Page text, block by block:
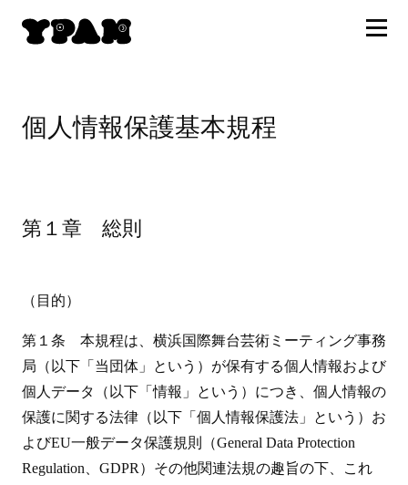
個人情報保護基本規程
第１章 総則
（目的）
第１条 本規程は、横浜国際舞台芸術ミーティング事務
局（以下「当団体」という）が保有する個人情報および
個人データ（以下「情報」という）につき、個人情報の
保護に関する法律（以下「個人情報保護法」という）お
よびEU一般データ保護規則（General Data Protection
Regulation、GDPR）その他関連法規の趣旨の下、これ